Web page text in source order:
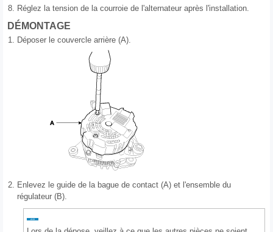
8. Réglez la tension de la courroie de l'alternateur après l'installation.
DÉMONTAGE
1. Déposer le couvercle arrière (A).
2. Enlevez le guide de la bague de contact (A) et l'ensemble du
régulateur (B).